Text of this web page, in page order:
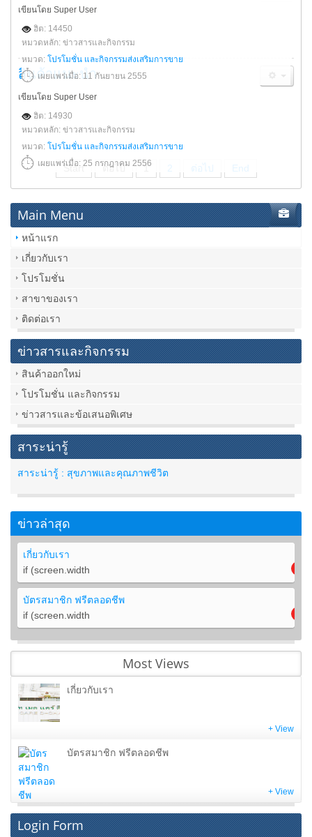
เขียนโดย Super User
หมวดหลัก: ข่าวสารและกิจกรรม
หมวด: โปรโมชั่น และกิจกรรมส่งเสริมการขาย
เผยแพร่เมื่อ: 11 กันยายน 2555
ฮิต: 14450
สินค้าแนะนำ
เขียนโดย Super User
หมวดหลัก: ข่าวสารและกิจกรรม
หมวด: โปรโมชั่น และกิจกรรมส่งเสริมการขาย
เผยแพร่เมื่อ: 25 กรกฎาคม 2556
ฮิต: 14930
Start ต่อไป 1 2 ต่อไป End
Main Menu
หน้าแรก
เกี่ยวกับเรา
โปรโมชั่น
สาขาของเรา
ติดต่อเรา
ข่าวสารและกิจกรรม
สินค้าออกใหม่
โปรโมชั่น และกิจกรรม
ข่าวสารและข้อเสนอพิเศษ
สาระน่ารู้
สาระน่ารู้ : สุขภาพและคุณภาพชีวิต
ข่าวล่าสุด
เกี่ยวกับเรา
if (screen.width
บัตรสมาชิก ฟรีตลอดชีพ
if (screen.width
Most Views
เกี่ยวกับเรา
+ View
บัตรสมาชิก ฟรีตลอดชีพ
+ View
Login Form